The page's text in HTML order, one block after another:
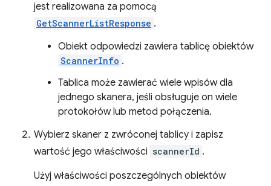
jest realizowana za pomocą
GetScannerListResponse .
Obiekt odpowiedzi zawiera tablicę obiektów
ScannerInfo .
Tablica może zawierać wiele wpisów dla
jednego skanera, jeśli obsługuje on wiele
protokołów lub metod połączenia.
Wybierz skaner z zwróconej tablicy i zapisz
wartość jego właściwości scannerId .
Użyj właściwości poszczególnych obiektów